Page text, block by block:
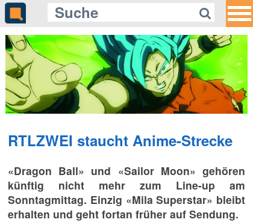
RTLZWEI staucht Anime-Strecke
«Dragon Ball» und «Sailor Moon» gehören
künftig nicht mehr zum Line-up am
Sonntagmittag. Einzig «Mila Superstar» bleibt
erhalten und geht fortan früher auf Sendung.